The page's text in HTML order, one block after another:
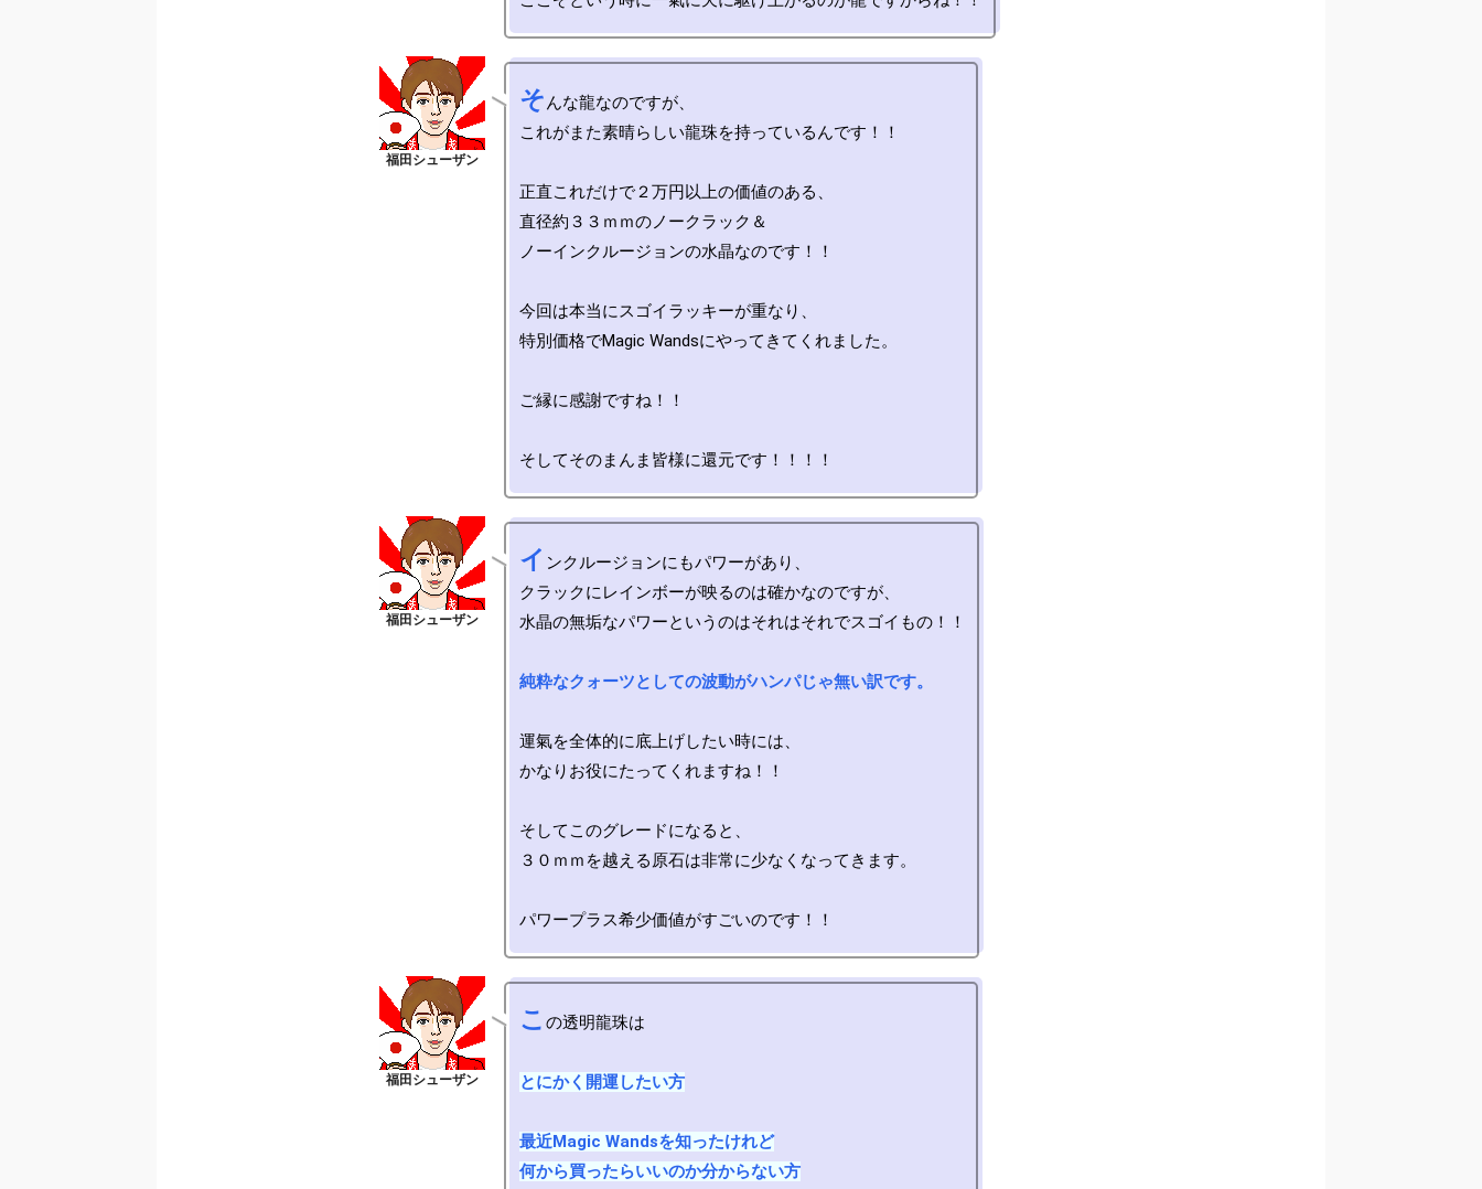
そんな龍なのですが、
これがまた素晴らしい龍珠を持っているんです！！
正直これだけで２万円以上の価値のある、
直径約３３ｍｍのノークラック＆
ノーインクルージョンの水晶なのです！！
今回は本当にスゴイラッキーが重なり、
特別価格でMagic Wandsにやってきてくれました。
ご縁に感謝ですね！！
イ ンクルージョンにもパワーがあり、
クラックにレインボーが映るのは確かなのですが、
水晶の無垢なパワーというのはそれはそれでスゴイもの！！
純粋なクォーツとしての波動がハンパじゃ無い訳です。
運氣を全体的に底上げしたい時には、
かなりお役にたってくれますね！！
そしてこのグレードになると、
３０ｍｍを越える原石は非常に少なくなってきます。
こ の透明龍珠は
とにかく開運したい方
最近Magic Wandsを知ったけれど
何から買ったらいいのか分からない方